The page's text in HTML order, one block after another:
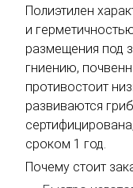
Полиэтилен
и
размещения под
гниению,
противостоит
развиваются
сроком 1 год.
Почему стоит